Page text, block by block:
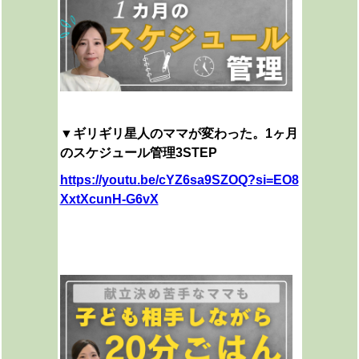
▼ギリギリ星人のママが変わった。1ヶ月
のスケジュール管理3STEP
https://youtu.be/cYZ6sa9SZOQ?si=EO8
XxtXcunH-G6vX